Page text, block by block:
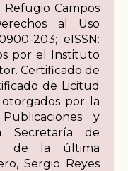
Refugio Campos
al Uso
203; eISSN:
por el Instituto
Certificado de
de Licitud
por la
y
Secretaría de
de la última
Sergio Reyes